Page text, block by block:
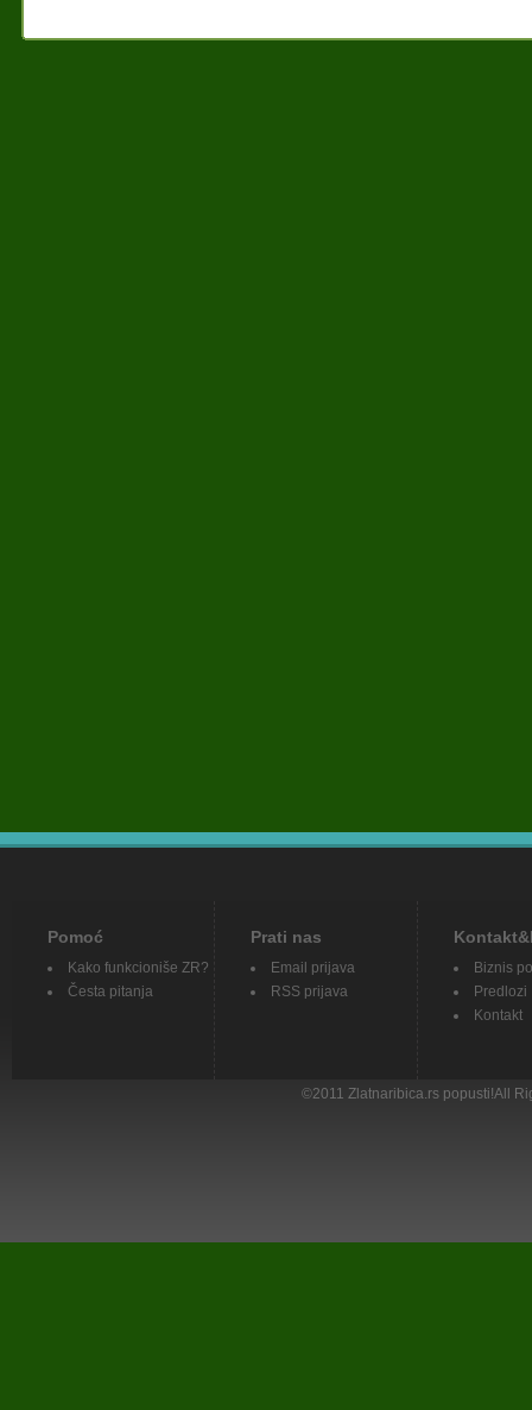
Pomoć
Kako funkcioniše ZR?
Česta pitanja
Prati nas
Email prijava
RSS prijava
Biznis
Predlozi
Kontakt
©2011 Zlatnaribica.rs popusti!All